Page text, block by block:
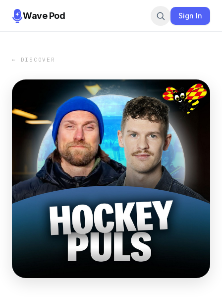
Wave Pod Sign In
← DISCOVER